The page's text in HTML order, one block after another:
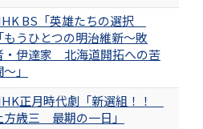
BS「英雄たちの選択
「もうひとつの明治維新〜敗
・伊達家 北海道開拓への苦
」
正月時代劇「新選組！！
方歳三 最期の一日」